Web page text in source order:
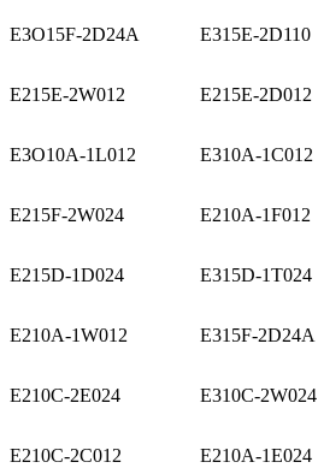
E3O15F-2D24A E315E-2D110
E215E-2W012 E215E-2D012
E3O10A-1L012 E310A-1C012
E215F-2W024 E210A-1F012
E215D-1D024 E315D-1T024
E210A-1W012 E315F-2D24A
E210C-2E024 E310C-2W024
E210C-2C012 E210A-1E024